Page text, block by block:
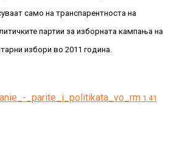
само на транспарентноста на
партии за изборната кампања на
избори во 2011 година.
_parite_i_politikata_vo_rm 1.41